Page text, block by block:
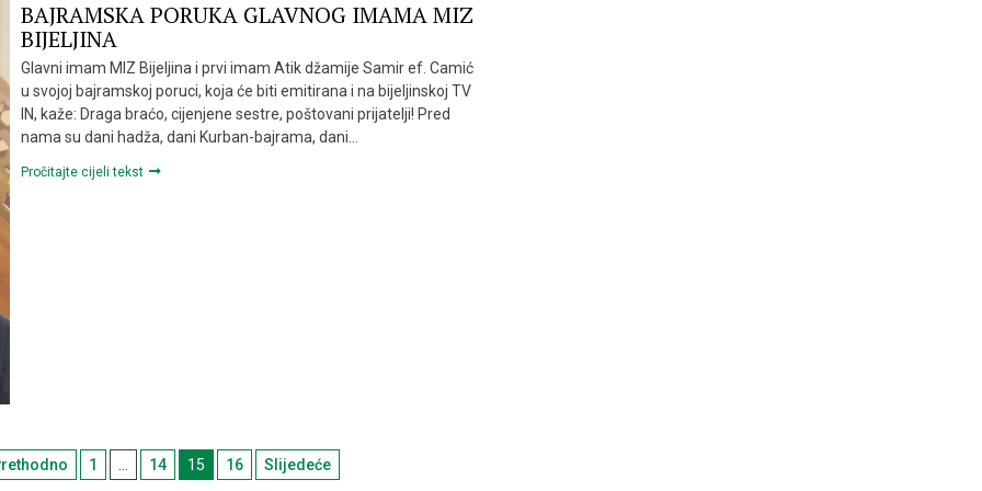
BAJRAMSKA PORUKA GLAVNOG IMAMA MIZ
BIJELJINA
Glavni imam MIZ Bijeljina i prvi imam Atik džamije Samir ef. Camić
u svojoj bajramskoj poruci, koja će biti emitirana i na bijeljinskoj TV
IN, kaže: Draga braćo, cijenjene sestre, poštovani prijatelji! Pred
nama su dani hadža, dani Kurban-bajrama, dani…
Pročitajte cijeli tekst
1 … 14 15 16 Slijedeće